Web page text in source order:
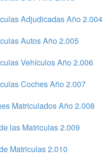
Adjudicadas Año 2.004
Autos Año 2.005
Vehículos Año 2.006
Coches Año 2.007
Matriculados Año 2.008
las Matriculas 2.009
Matriculas 2.010